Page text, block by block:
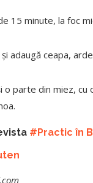
15 minute, la foc
adaugă ceapa,
parte din miez,
#Practic în